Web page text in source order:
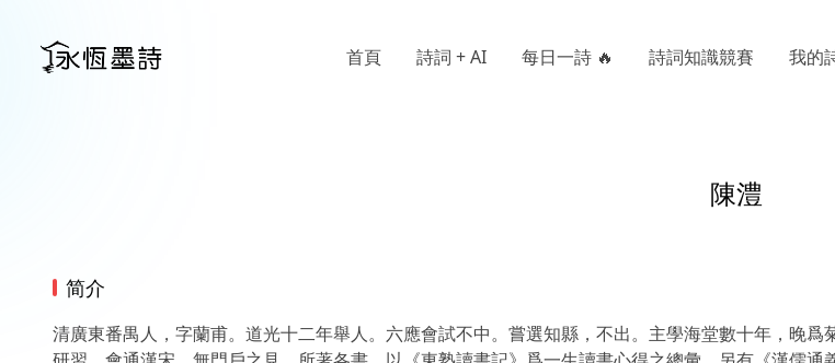
首頁 詩詞 + AI 每日一詩 🔥 詩詞知識競賽 我的
陳澧
简介
清廣東番禺人，字蘭甫。道光十二年舉人。六應會試不中。嘗選知縣，不出。主學海堂數十年，晚